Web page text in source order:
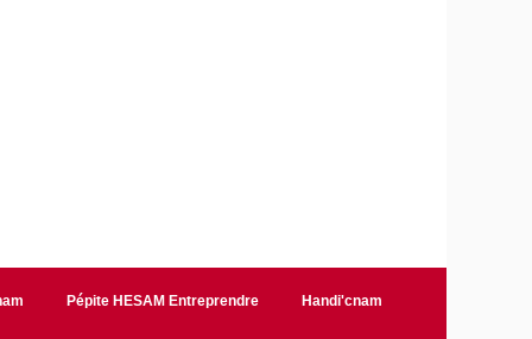
Pépite HESAM Entreprendre
Handi'cnam